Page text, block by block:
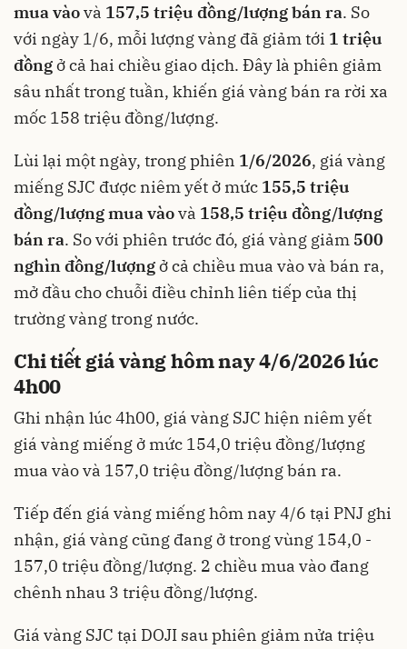
mua vàovà 157,5 triệu đồng/lượng bán ra. So
với ngày 1/6, mỗi lượng vàng đã giảm tới 1 triệu
đồngở cả hai chiều giao dịch. Đây là phiên giảm
sâu nhất trong tuần, khiến giá vàng bán ra rời xa
mốc 158 triệu đồng/lượng.
Lùi lại một ngày, trong phiên 1/6/2026, giá vàng
miếng SJC được niêm yết ở mức 155,5 triệu
đồng/lượng mua vàovà 158,5 triệu đồng/lượng
bán ra. So với phiên trước đó, giá vàng giảm 500
nghìn đồng/lượngở cả chiều mua vào và bán ra,
mở đầu cho chuỗi điều chỉnh liên tiếp của thị
trường vàng trong nước.
Chi tiết giá vàng hôm nay 4/6/2026 lúc
4h00
Ghi nhận lúc 4h00, giá vàng SJC hiện niêm yết
giá vàng miếng ở mức 154,0 triệu đồng/lượng
mua vào và 157,0 triệu đồng/lượng bán ra.
Tiếp đến giá vàng miếng hôm nay 4/6 tại PNJ ghi
nhận, giá vàng cũng đang ở trong vùng 154,0 -
157,0 triệu đồng/lượng. 2 chiều mua vào đang
chênh nhau 3 triệu đồng/lượng.
Giá vàng SJC tại DOJI sau phiên giảm nửa triệu